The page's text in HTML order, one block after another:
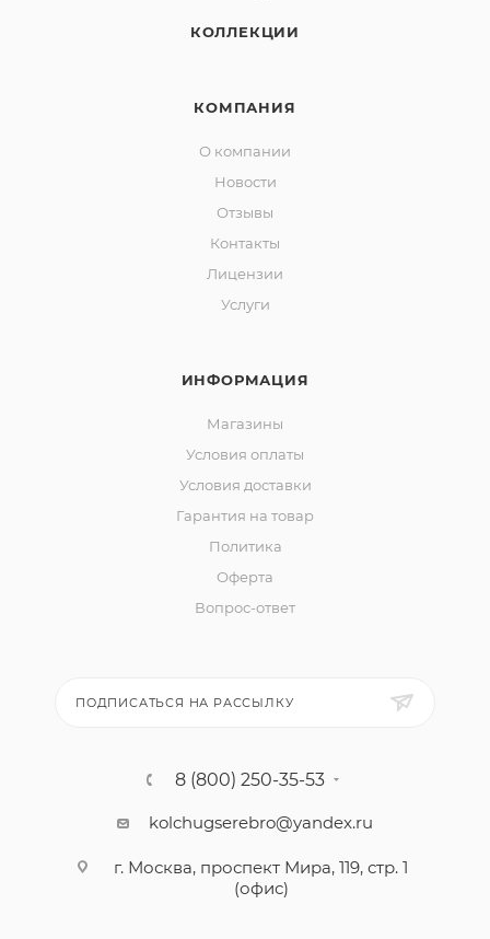
КОЛЛЕКЦИИ
КОМПАНИЯ
О компании
Новости
Отзывы
Контакты
Лицензии
Услуги
ИНФОРМАЦИЯ
Магазины
Условия оплаты
Условия доставки
Гарантия на товар
Политика
Оферта
Вопрос-ответ
ПОДПИСАТЬСЯ НА РАССЫЛКУ
8 (800) 250-35-53
kolchugserebro@yandex.ru
г. Москва, проспект Мира, 119, стр. 1
(офис)